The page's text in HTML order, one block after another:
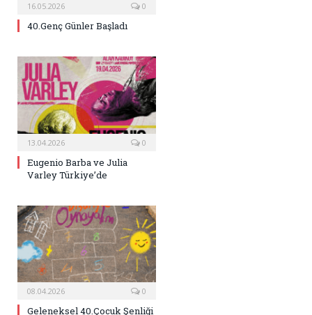
16.05.2026 0
40.Genç Günler Başladı
13.04.2026 0
Eugenio Barba ve Julia
Varley Türkiye’de
08.04.2026 0
Geleneksel 40.Çocuk Şenliği